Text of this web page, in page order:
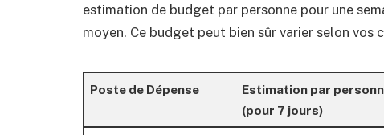
estimation de budget par personne pour une
moyen. Ce budget peut bien sûr varier selon vos
Poste de Dépense
Estimation par
(pour 7 jours)